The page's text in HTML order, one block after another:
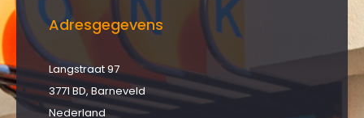
Adresgegevens
Langstraat 97
3771 BD, Barneveld
Nederland